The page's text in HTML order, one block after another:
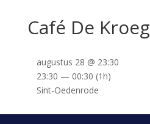
Café De Kroeg
augustus 28 @ 23:30
23:30 — 00:30 (1h)
Sint-Oedenrode